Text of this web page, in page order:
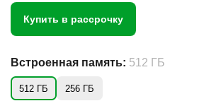
Купить в рассрочку
Встроенная память: 512 ГБ
512 ГБ 256 ГБ